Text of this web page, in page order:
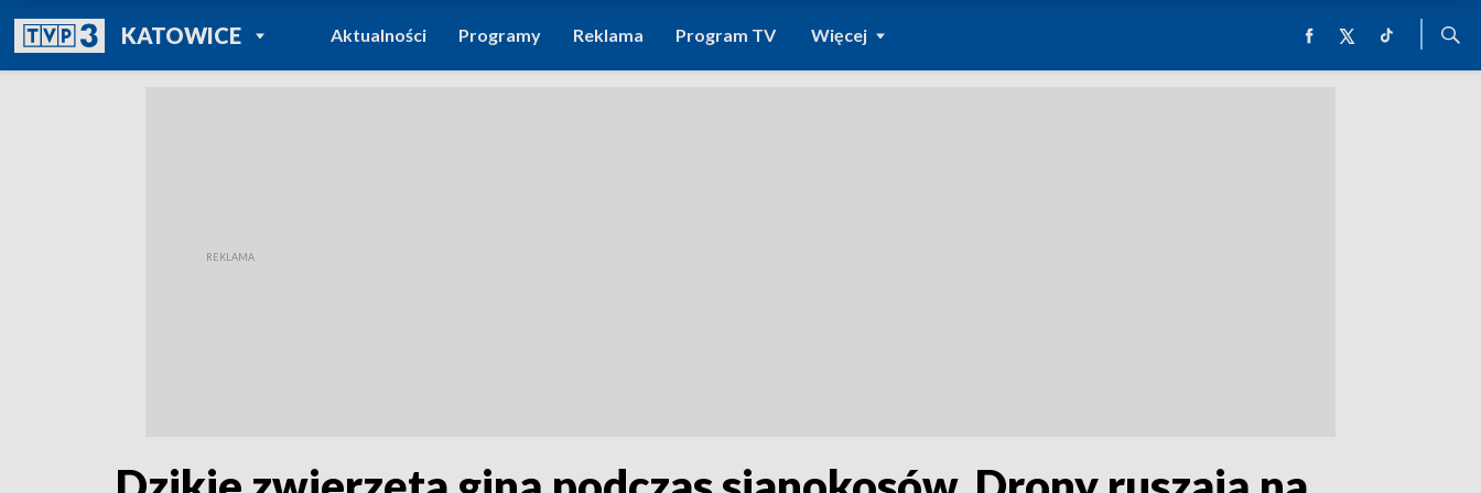
KATOWICEPOWRÓT DO
TVP REGIONY
Aktualności Programy Reklama Program TV Więcej